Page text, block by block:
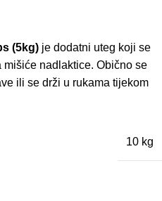
(5kg) je dodatni uteg koji se
nadlaktice. Obično se
ili se drži u rukama tijekom
10 kg